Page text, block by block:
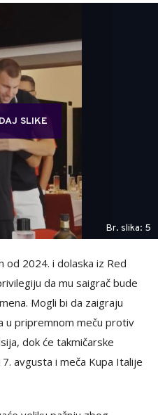
SLIKE
Br. slika: 5
od 2024. i dolaska iz Red
da mu saigrač bude
Mogli bi da zaigraju
u pripremnom meču protiv
dok će takmičarske
avgusta i meča Kupa Italije